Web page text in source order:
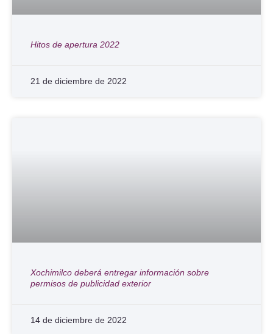
Hitos de apertura 2022
21 de diciembre de 2022
Xochimilco deberá entregar información sobre
permisos de publicidad exterior
14 de diciembre de 2022